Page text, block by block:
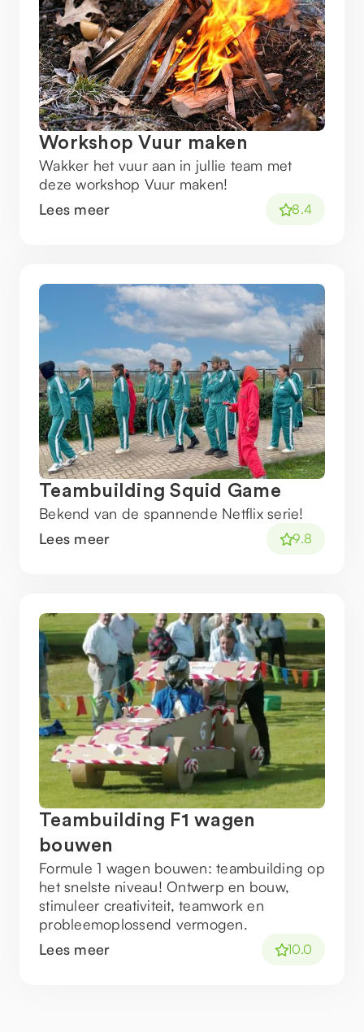
Workshop Vuur maken
Wakker het vuur aan in jullie team met
deze workshop Vuur maken!
Lees meer
8.4
Teambuilding Squid Game
Bekend van de spannende Netflix serie!
Lees meer
9.8
Teambuilding F1 wagen
bouwen
Formule 1 wagen bouwen: teambuilding op
het snelste niveau! Ontwerp en bouw,
stimuleer creativiteit, teamwork en
probleemoplossend vermogen.
Lees meer
10.0